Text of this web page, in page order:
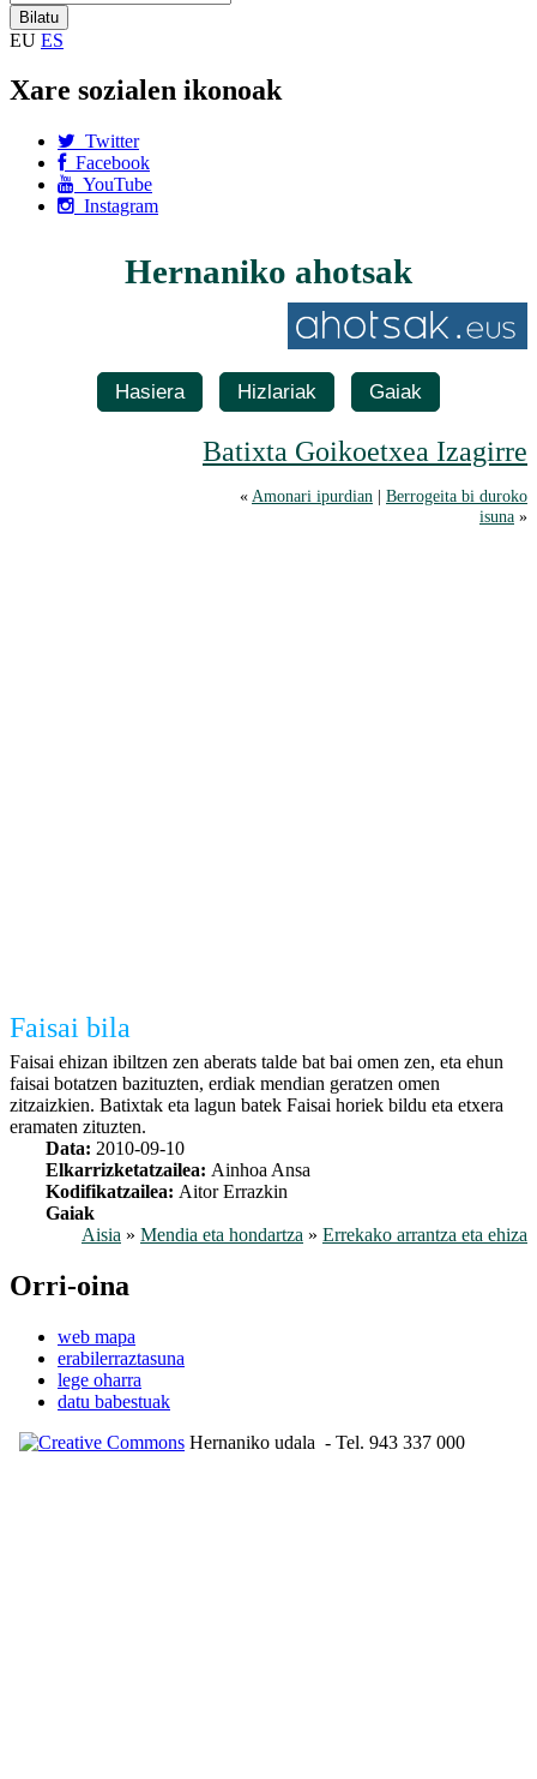
EU ES
Xare sozialen ikonoak
Twitter
Facebook
YouTube
Instagram
Hernaniko ahotsak
Hasiera Hizlariak Gaiak
Batixta Goikoetxea Izagirre
«Amonari ipurdian | Berrogeita bi duroko
isuna »
Faisai bila
Faisai ehizan ibiltzen zen aberats talde bat bai omen zen, eta ehun
faisai botatzen bazituzten, erdiak mendian geratzen omen
zitzaizkien. Batixtak eta lagun batek Faisai horiek bildu eta etxera
eramaten zituzten.
Data: 2010-09-10
Elkarrizketatzailea: Ainhoa Ansa
Kodifikatzailea: Aitor Errazkin
Gaiak
Aisia » Mendia eta hondartza » Errekako arrantza eta ehiza
Orri-oina
web mapa
erabilerraztasuna
lege oharra
datu babestuak
Hernaniko udala - Tel. 943 337 000